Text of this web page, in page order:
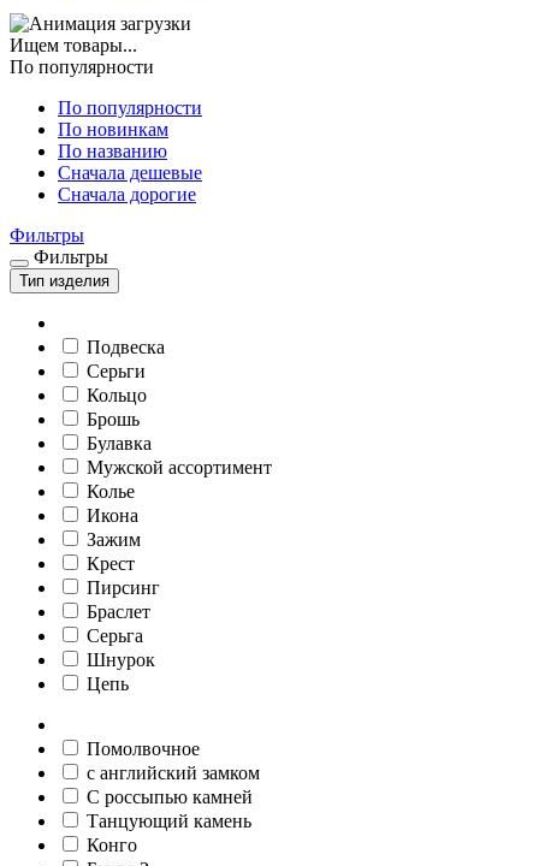
Ищем товары...
По популярности
По популярности
По новинкам
По названию
Сначала дешевые
Сначала дорогие
Фильтры
Фильтры
Тип изделия
Подвеска
Серьги
Кольцо
Брошь
Булавка
Мужской ассортимент
Колье
Икона
Зажим
Крест
Пирсинг
Браслет
Серьга
Шнурок
Цепь
Помолвочное
c английский замком
С россыпью камней
Танцующий камень
Конго